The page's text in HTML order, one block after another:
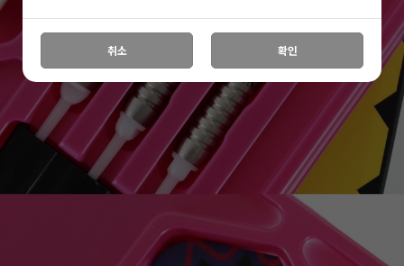
취소 확인